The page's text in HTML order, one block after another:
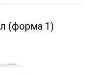
(форма 1)